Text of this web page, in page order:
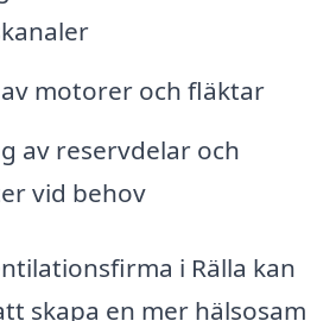
motorer och fläktar
av reservdelar och
vid behov
i Rälla kan
skapa en mer hälsosam